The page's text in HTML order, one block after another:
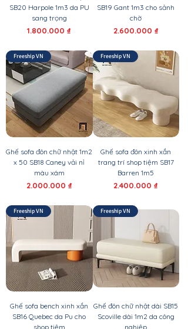
SB20 Harpole 1m3 da PU
sang trọng
Giá
1.800.000 ₫
SB19 Gant 1m3 cho sảnh
chờ
Giá
2.600.000 ₫
Freeship VN
Ghế sofa đôn chữ nhật 1m2
x 50 SB18 Caney vải nỉ
màu xám
Giá
2.000.000 ₫
Freeship VN
Ghế sofa đôn xinh xắn
trang trí shop tiệm SB17
Barren 1m5
Giá
2.400.000 ₫
Freeship VN
Ghế sofa bench xinh xắn
SB16 Quebec da Pu cho
shop tiệm
Freeship VN
Ghế đôn chữ nhật dài SB15
Scoville dài 1m2 da công
nghiệp